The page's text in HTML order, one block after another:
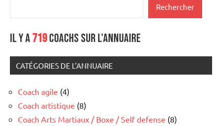
Rechercher
Il y a719coachs sur l'annuaire
CATÉGORIES DE L'ANNUAIRE
Coach agile (4)
Coach artistique (8)
Coach Arts Martiaux / Boxe / Self defense (8)